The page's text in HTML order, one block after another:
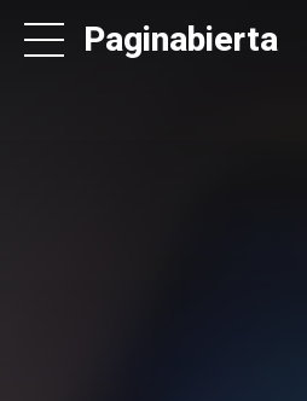
Paginabierta